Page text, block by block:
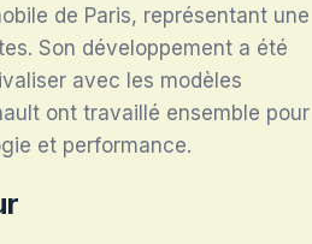
de Paris, représentant une
Son développement a été
avec les modèles
ont travaillé ensemble pour
et performance.